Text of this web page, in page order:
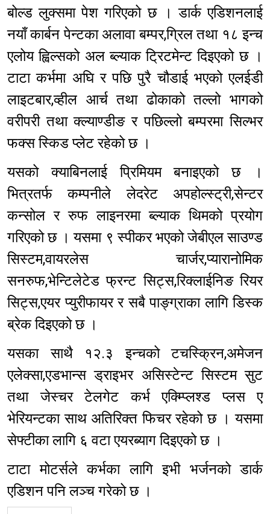
बोल्ड लुक्समा पेश गरिएको छ । डार्क एडिशनलाई
नयाँ कार्बन पेन्टका अलावा बम्पर,ग्रिल तथा १८ इन्च
एलोय ह्विल्सको अल ब्ल्याक ट्रिटमेन्ट दिइएको छ ।
टाटा कर्भमा अघि र पछि पुरै चौडाई भएको एलईडी
लाइटबार,व्हील आर्च तथा ढोकाको तल्लो भागको
वरीपरी तथा क्ल्याण्डीङ र पछिल्लो बम्परमा सिल्भर
फक्स स्किड प्लेट रहेको छ ।
यसको क्याबिनलाई प्रिमियम बनाइएको छ ।
भित्रतर्फ कम्पनीले लेदरेट अपहोल्स्ट्री,सेन्टर
कन्सोल र रुफ लाइनरमा ब्ल्याक थिमको प्रयोग
गरिएको छ । यसमा ९ स्पीकर भएको जेबीएल साउण्ड
सिस्टम,वायरलेस चार्जर,प्यारानोमिक
सनरुफ,भेन्टिलेटेड फ्रन्ट सिट्स,रिक्लाईनिङ रियर
सिट्स,एयर प्युरीफायर र सबै पाङ्ग्राका लागि डिस्क
ब्रेक दिइएको छ ।
यसका साथै १२.३ इन्चको टचस्क्रिन,अमेजन
एलेक्सा,एडभान्स ड्राइभर असिस्टेन्ट सिस्टम सुट
तथा जेस्चर टेलगेट कर्भ एक्म्प्लिश्ड प्लस ए
भेरियन्टका साथ अतिरिक्त फिचर रहेको छ । यसमा
सेफ्टीका लागि ६ वटा एयरब्याग दिइएको छ ।
टाटा मोटर्सले कर्भका लागि इभी भर्जनको डार्क
एडिशन पनि लञ्च गरेको छ ।